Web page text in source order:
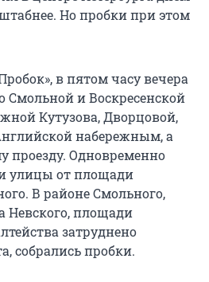
Но пробки при этом
в пятом часу вечера
Смольной и Воскресенской
Кутузова, Дворцовой,
набережным, а
проезду. Одновременно
улицы от площади
В районе Смольного,
Невского, площади
затруднено
собрались пробки.